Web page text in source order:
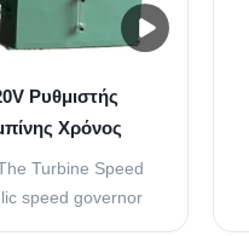
Ρυθμιστής
Χρόνος
τοποθέτησης
Turbine Speed
speed governor
to control the